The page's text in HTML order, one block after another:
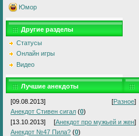
Юмор
Другие разделы
Статусы
Онлайн игры
Видео
Лучшие анекдоты
[09.08.2013] [Разное]
Анекдот Стивен сигал (0)
[13.10.2013]
[Анекдот про мужьей и жен]
Анекдот №47 Пила? (0)